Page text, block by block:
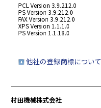
PCL Version 3.9.212.0
PS Version 3.9.212.0
FAX Version 3.9.212.0
XPS Version 1.1.1.0
PS Version 1.1.18.0
他社の登録商標について
村田機械株式会社